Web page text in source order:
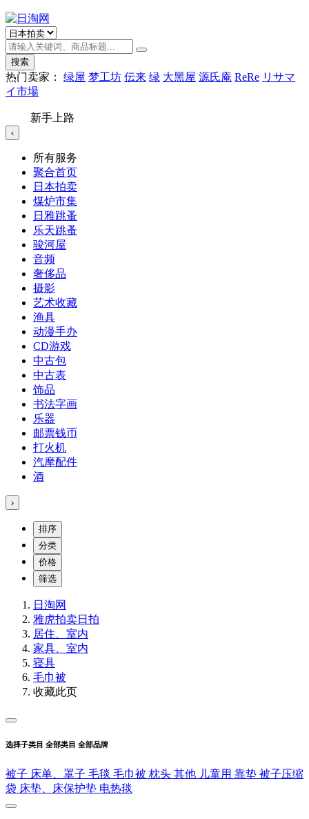
搜索
热门卖家： 绿屋 梦工坊 伝来 绿 大黑屋 源氏庵 ReRe リサマ
イ市場
新手上路
‹
所有服务
聚合首页
日本拍卖
煤炉市集
日雅跳蚤
乐天跳蚤
骏河屋
音频
奢侈品
摄影
艺术收藏
渔具
动漫手办
CD游戏
中古包
中古表
饰品
书法字画
乐器
邮票钱币
打火机
汽摩配件
酒
›
排序
分类
价格
筛选
日淘网
雅虎拍卖日拍
居住、室内
家具、室内
寝具
毛巾被
收藏此页
选择子类目 全部类目 全部品牌
被子 床单、罩子 毛毯 毛巾被 枕头 其他 儿童用 靠垫 被子压缩
袋 床垫、床保护垫 电热毯